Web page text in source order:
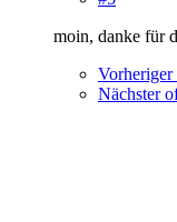
moin, danke für
Nächster